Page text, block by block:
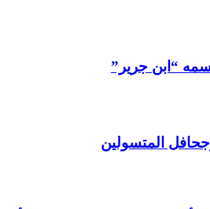
“ابن جرير”
المتسولين